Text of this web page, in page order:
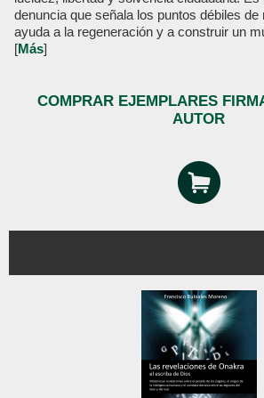
denuncia que señala los puntos débiles
ayuda a la regeneración y a construir un
[Más]
COMPRAR EJEMPLARES
AUTOR